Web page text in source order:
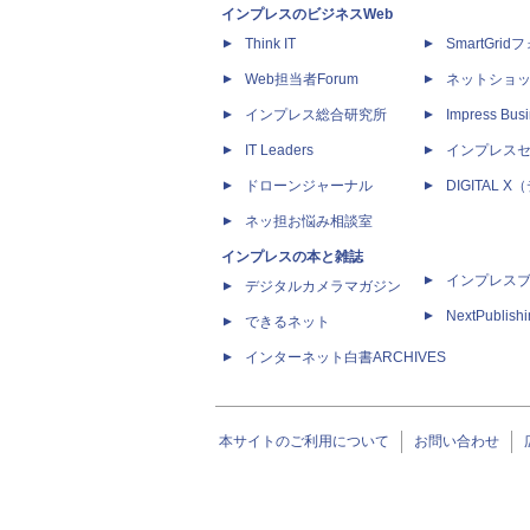
インプレスのビジネスWeb
Think IT
Web担当者Forum
インプレス総合研究所
IT Leaders
ドローンジャーナル
ネッ担お悩み相談室
インプレスの本と雑誌
デジタルカメラマガジン
できるネット
インターネット白書ARCHIVES
SmartGridフ
ネットショ
Impress
インプレス
DIGITAL X（
インプレス
本サイトのご利用について お問い合わせ